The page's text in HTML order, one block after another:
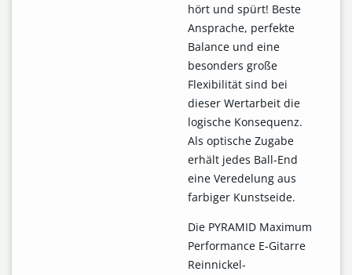
hört und spürt! Beste
Ansprache, perfekte
Balance und eine
besonders große
Flexibilität sind bei
dieser Wertarbeit die
logische Konsequenz.
Als optische Zugabe
erhält jedes Ball-End
eine Veredelung aus
farbiger Kunstseide.
Die PYRAMID Maximum
Performance E-Gitarre
Reinnickel-